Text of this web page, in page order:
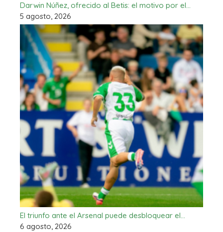
Darwin Núñez, ofrecido al Betis: el motivo por el…
5 agosto, 2026
El triunfo ante el Arsenal puede desbloquear el…
6 agosto, 2026